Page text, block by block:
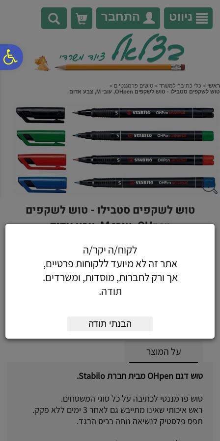
נגישות
אתר
המרכזי
ניווט התחבר 0
ראשי > כלי כתיבה למשרד > טושים פרמננטיים >
טוש לשקפים סטבילו - טוש לשקפים OHpen, עובי M, צבע אדום
טוש לשקפים סטבילו - טוש לשקפים
OHpen, עובי M, צבע אדום
כולל מע"מ
על המוצר
טוש דגם OHpen מבית חברת Stabilo.
טוש פרמננטי לכתיבה על כל סוגי המשטחים.
ראש איכותי שאינו מתייבש גם לאחר 3 ימים ללא פקק.
תפס פלסטיק לנשיאה נוחה בכיס הבגד.
לקוח/ה יקר/ה
אתר זה לא מיועד ללקוחות פרטיים,
אך ורק לחברות, מוסדות, ומשרדים.
תודה.
הבנתי תודה